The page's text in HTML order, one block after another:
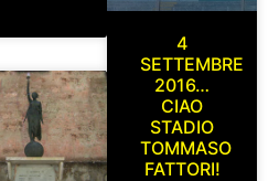
4
SETTEMBRE
2016…
CIAO
STADIO
TOMMASO
FATTORI!